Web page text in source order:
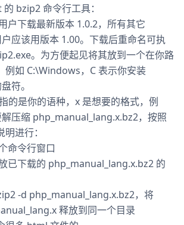
bzip2 命令行工具：
户下载最新版本 1.0.2，所有其它
应该用版本 1.00。下载后重命名可执
。为方便起见将其放到一个在你路
例如 C:\Windows，C 表示你安装
符。
的是你的语种，x 是想要的格式，例
压缩 php_manual_lang.x.bz2，按照
进行：
命令行窗口
已下载的 php_manual_lang.x.bz2 的
-d php_manual_lang.x.bz2，将
释放到同一个目录